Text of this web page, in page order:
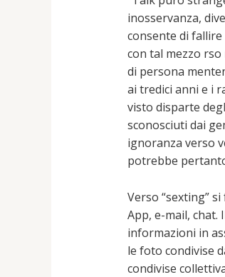
inosservanza,
consente di
con tal mezzo
di persona
ai tredici anni e i
visto disparte
sconosciuti dai
ignoranza verso
potrebbe
Verso “sexting”
App, e-mail,
informazioni in
le foto condivise
condivise